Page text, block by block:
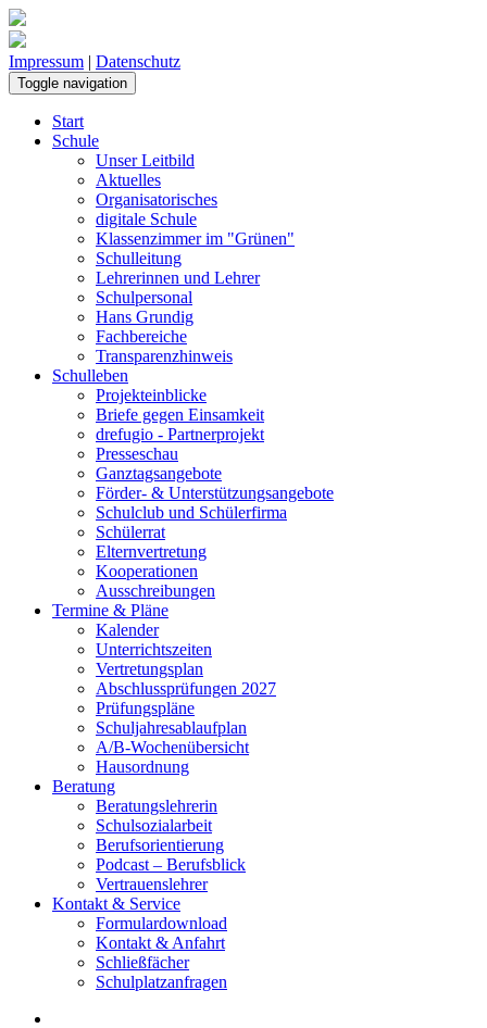
Impressum | Datenschutz
Toggle navigation
Start
Schule
Unser Leitbild
Aktuelles
Organisatorisches
digitale Schule
Klassenzimmer im "Grünen"
Schulleitung
Lehrerinnen und Lehrer
Schulpersonal
Hans Grundig
Fachbereiche
Transparenzhinweis
Schulleben
Projekteinblicke
Briefe gegen Einsamkeit
drefugio - Partnerprojekt
Presseschau
Ganztagsangebote
Förder- & Unterstützungsangebote
Schulclub und Schülerfirma
Schülerrat
Elternvertretung
Kooperationen
Ausschreibungen
Termine & Pläne
Kalender
Unterrichtszeiten
Vertretungsplan
Abschlussprüfungen 2027
Prüfungspläne
Schuljahresablaufplan
A/B-Wochenübersicht
Hausordnung
Beratung
Beratungslehrerin
Schulsozialarbeit
Berufsorientierung
Podcast – Berufsblick
Vertrauenslehrer
Kontakt & Service
Formulardownload
Kontakt & Anfahrt
Schließfächer
Schulplatzanfragen